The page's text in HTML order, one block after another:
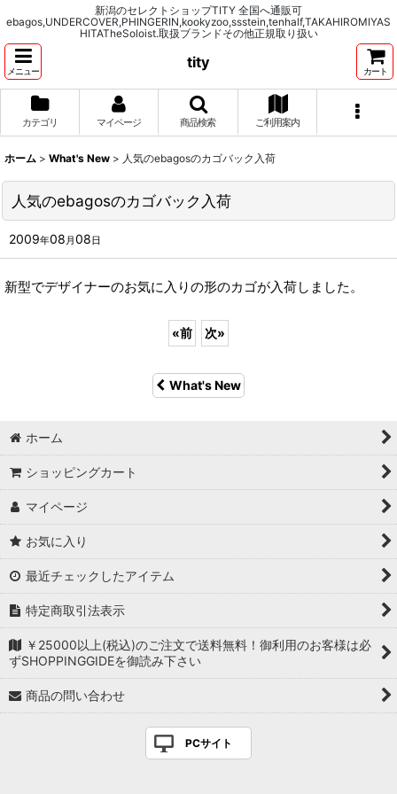
新潟のセレクトショップTITY 全国へ通販可
ebagos,UNDERCOVER,PHINGERIN,kookyzoo,ssstein,tenhalf,TAKAHIROMIYAS
HITATheSoloist.取扱ブランドその他正規取り扱い
メニュー
tity
カート
カテゴリ マイページ 商品検索 ご利用案内
ホーム > What's New > 人気のebagosのカゴバック入荷
人気のebagosのカゴバック入荷
2009年08 月08日
新型でデザイナーのお気に入りの形のカゴが入荷しました。
«前 次»
What's New
ホーム
ショッピングカート
マイページ
お気に入り
最近チェックしたアイテム
特定商取引法表示
￥25000以上(税込)のご注文で送料無料！御利用のお客様は必
ずSHOPPINGGIDEを御読み下さい
商品の問い合わせ
PCサイト